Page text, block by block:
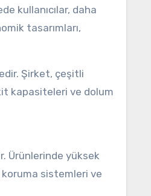
kullanıcılar, daha
tasarımları,
Şirket, çeşitli
kapasiteleri ve dolum
Ürünlerinde yüksek
koruma sistemleri ve